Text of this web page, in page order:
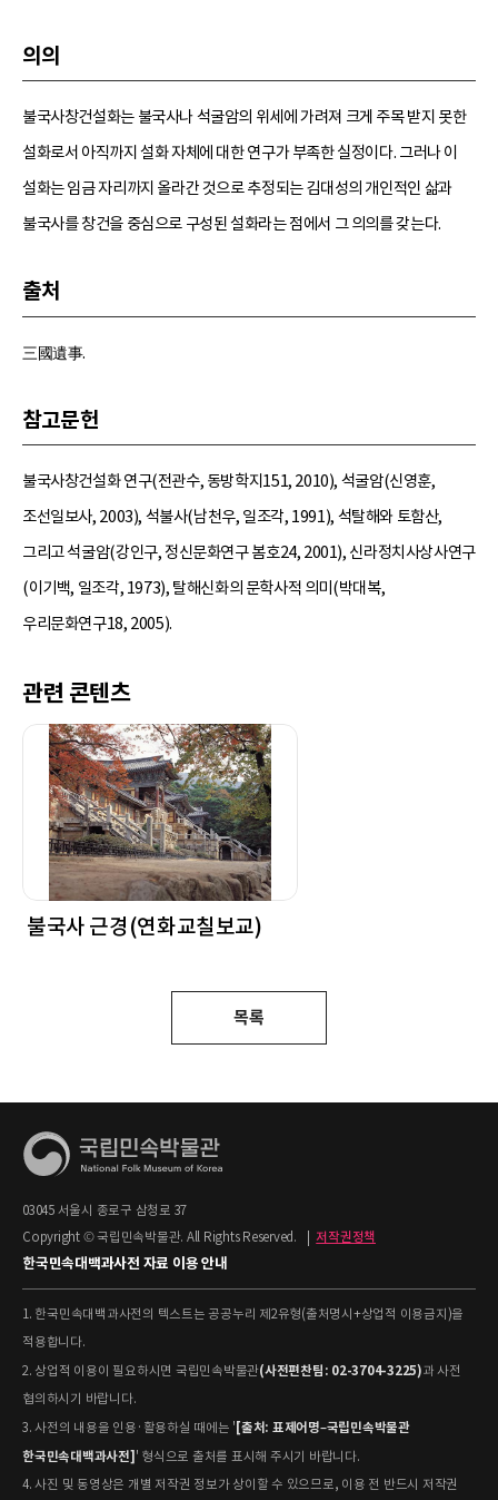
의의
불국사창건설화는 불국사나 석굴암의 위세에 가려져 크게 주목 받지 못한
설화로서 아직까지 설화 자체에 대한 연구가 부족한 실정이다. 그러나 이
설화는 임금 자리까지 올라간 것으로 추정되는 김대성의 개인적인 삶과
불국사를 창건을 중심으로 구성된 설화라는 점에서 그 의의를 갖는다.
출처
三國遺事.
참고문헌
불국사창건설화 연구(전관수, 동방학지151, 2010), 석굴암(신영훈,
조선일보사, 2003), 석불사(남천우, 일조각, 1991), 석탈해와 토함산,
그리고 석굴암(강인구, 정신문화연구 봄호24, 2001), 신라정치사상사연구
(이기백, 일조각, 1973), 탈해신화의 문학사적 의미(박대복,
우리문화연구18, 2005).
관련 콘텐츠
불국사 근경(연화교칠보교)
목록
03045 서울시 종로구 삼청로 37
Copyright © 국립민속박물관. All Rights Reserved.
저작권정책
한국민속대백과사전 자료 이용 안내
1. 한국민속대백과사전의 텍스트는 공공누리 제2유형(출처명시+상업적 이용금지)을
적용합니다.
2. 상업적 이용이 필요하시면 국립민속박물관(사전편찬팀: 02-3704-3225)과 사전
협의하시기 바랍니다.
3. 사전의 내용을 인용·활용하실 때에는 ' [출처: 표제어명–국립민속박물관
한국민속대백과사전] ' 형식으로 출처를 표시해 주시기 바랍니다.
4. 사진 및 동영상은 개별 저작권 정보가 상이할 수 있으므로, 이용 전 반드시 저작권